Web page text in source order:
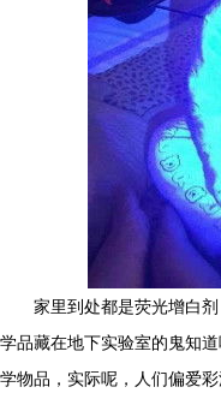
家里到处都是荧光增白
学品藏在地下实验室的鬼知
学物品，实际呢，人们偏爱